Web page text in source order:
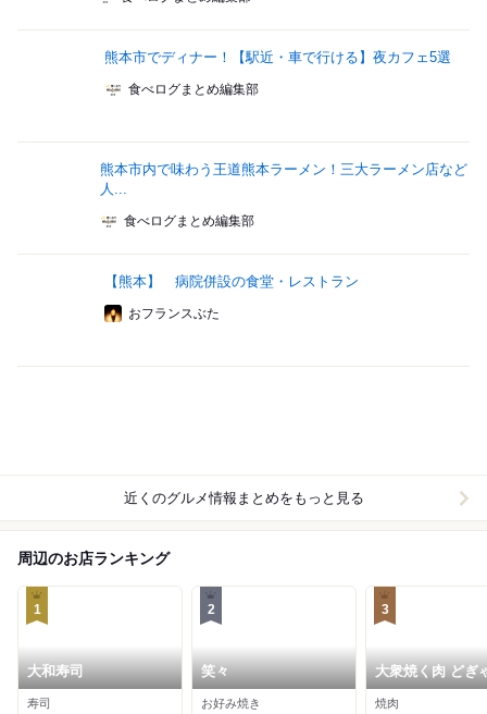
熊本市でディナー！【駅近・車で行ける】夜カフェ5選
食べログまとめ編集部
熊本市内で味わう王道熊本ラーメン！三大ラーメン店など
人...
食べログまとめ編集部
【熊本】 病院併設の食堂・レストラン
おフランスぶた
近くのグルメ情報まとめをもっと見る
周辺のお店ランキング
1
大和寿司
寿司
2
笑々
お好み焼き
3
大衆焼く肉 どぎ
焼肉